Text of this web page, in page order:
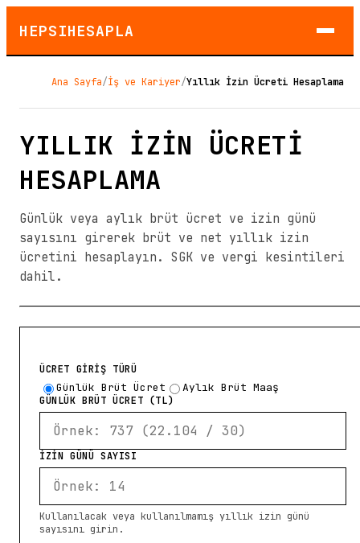
HEPSIHESAPLA
Ana Sayfa/İş ve Kariyer/Yıllık İzin Ücreti Hesaplama
YILLIK İZIN ÜCRETI
HESAPLAMA
Günlük veya aylık brüt ücret ve izin günü
sayısını girerek brüt ve net yıllık izin
ücretini hesaplayın. SGK ve vergi kesintileri
dahil.
ÜCRET GİRİŞ TÜRÜ
Günlük Brüt Ücret Aylık Brüt Maaş
GÜNLÜK BRÜT ÜCRET (TL)
İZİN GÜNÜ SAYISI
Kullanılacak veya kullanılmamış yıllık izin günü
sayısını girin.